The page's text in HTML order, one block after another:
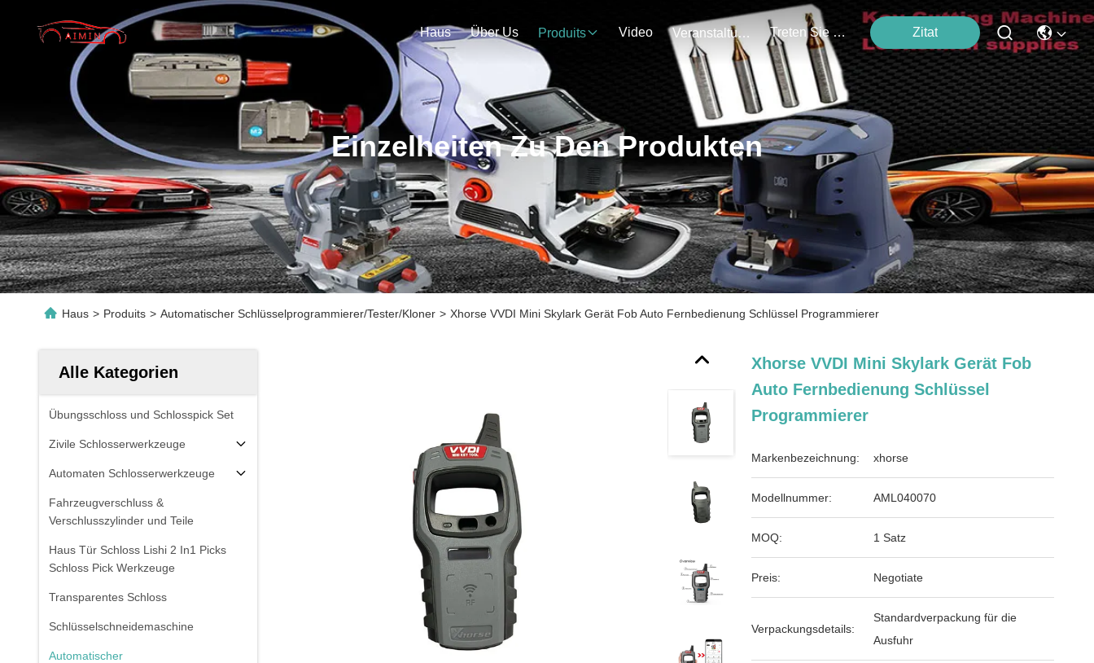
Haus Über Us Produits Video Veranstaltungen Treten Sie Mit Uns In Verbindung Zitat
Einzelheiten Zu Den Produkten
Haus > Produits > Automatischer Schlüsselprogrammierer/Tester/Kloner > Xhorse VVDI Mini Skylark Gerät Fob Auto Fernbedienung Schlüssel Programmierer
Alle Kategorien
Übungsschloss und Schlosspick Set
Zivile Schlosserwerkzeuge
Automaten Schlosserwerkzeuge
Fahrzeugverschluss &
Verschlusszylinder und Teile
Haus Tür Schloss Lishi 2 In1 Picks
Schloss Pick Werkzeuge
Transparentes Schloss
Schlüsselschneidemaschine
Automatischer
Xhorse VVDI Mini Skylark Gerät Fob
Auto Fernbedienung Schlüssel
Programmierer
Markenbezeichnung: xhorse
Modellnummer: AML040070
MOQ: 1 Satz
Preis: Negotiate
Verpackungsdetails:
Standardverpackung für die
Ausfuhr